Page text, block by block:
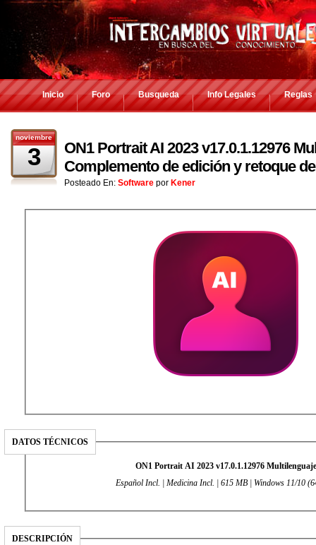
Inicio Foro Busqueda Info Legales Reglas
noviembre
3
ON1 Portrait AI 2023 v17.0.1.12976
Complemento de edición y retoque
Posteado En: Software por Kener
DATOS TÉCNICOS
ON1 Portrait AI 2023 v17.0.1.12976 Multilenguaje
Español Incl. | Medicina Incl. | 615 MB | Windows 11/10
DESCRIPCIÓN